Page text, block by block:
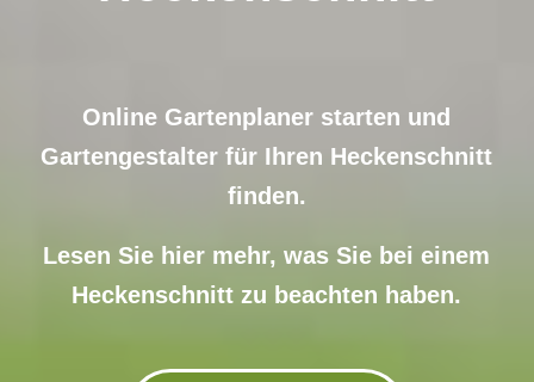
Online Gartenplaner starten und
Gartengestalter für Ihren Heckenschnitt
finden.
Lesen Sie hier mehr, was Sie bei einem
Heckenschnitt zu beachten haben.